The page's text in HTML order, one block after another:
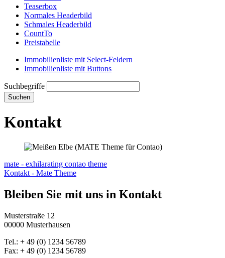
Teaserbox
Normales Headerbild
Schmales Headerbild
CountTo
Preistabelle
Immobilienliste mit Select-Feldern
Immobilienliste mit Buttons
Suchbegriffe
Suchen
Kontakt
mate - exhilarating contao theme
Kontakt - Mate Theme
Bleiben Sie mit uns in Kontakt
Musterstraße 12
00000 Musterhausen
Tel.: + 49 (0) 1234 56789
Fax: + 49 (0) 1234 56789